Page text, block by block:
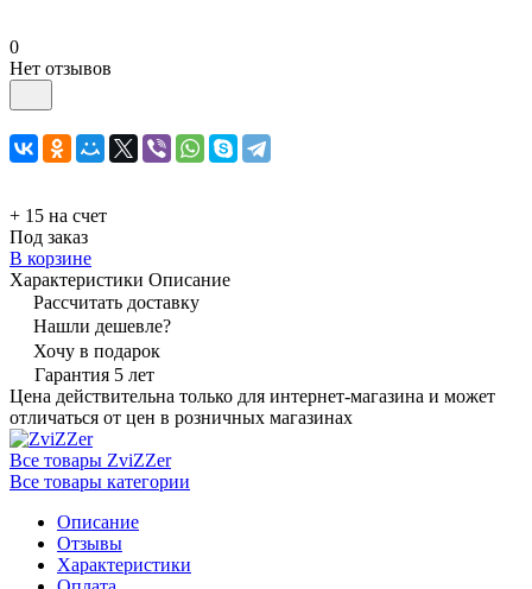
0
Нет отзывов
+ 15 на счет
Под заказ
В корзине
Характеристики Описание
Рассчитать доставку
Нашли дешевле?
Хочу в подарок
Гарантия 5 лет
Цена действительна только для интернет-магазина и может
отличаться от цен в розничных магазинах
Все товары ZviZZer
Все товары категории
Описание
Отзывы
Характеристики